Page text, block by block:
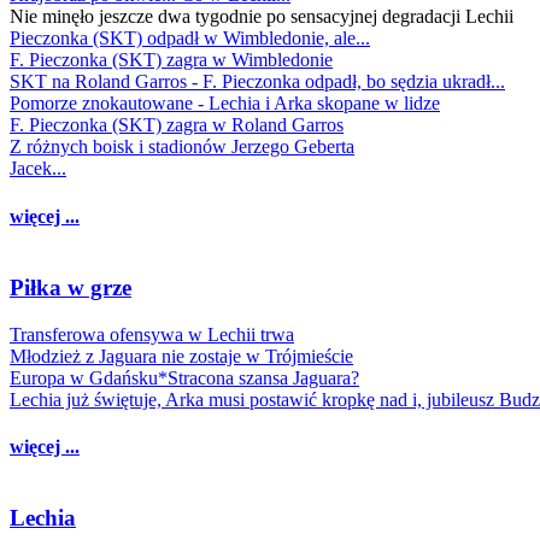
Nie minęło jeszcze dwa tygodnie po sensacyjnej degradacji Lechii
Pieczonka (SKT) odpadł w Wimbledonie, ale...
F. Pieczonka (SKT) zagra w Wimbledonie
SKT na Roland Garros - F. Pieczonka odpadł, bo sędzia ukradł...
Pomorze znokautowane - Lechia i Arka skopane w lidze
F. Pieczonka (SKT) zagra w Roland Garros
Z różnych boisk i stadionów Jerzego Geberta
Jacek...
więcej ...
Piłka w grze
Transferowa ofensywa w Lechii trwa
Młodzież z Jaguara nie zostaje w Trójmieście
Europa w Gdańsku*Stracona szansa Jaguara?
Lechia już świętuje, Arka musi postawić kropkę nad i, jubileusz
więcej ...
Lechia